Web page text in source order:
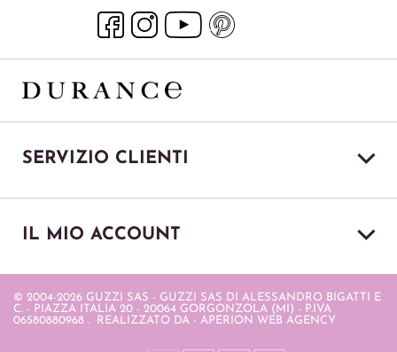
SERVIZIO CLIENTI
IL MIO ACCOUNT
© 2004-2026 GUZZI SAS - GUZZI SAS DI ALESSANDRO BIGATTI E
C. - PIAZZA ITALIA 20 - 20064 GORGONZOLA (MI) - P.IVA
06580880968 . REALIZZATO DA - APERION WEB AGENCY